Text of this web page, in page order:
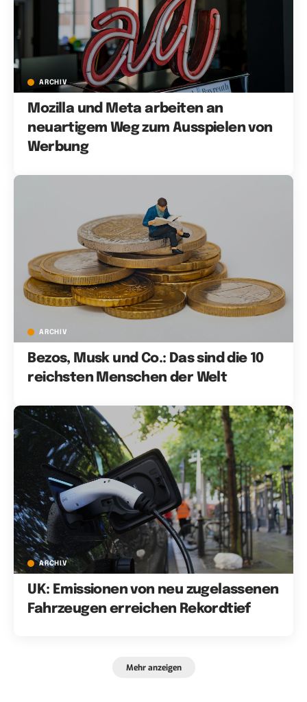
ARCHIV
Mozilla und Meta arbeiten an
neuartigem Weg zum Ausspielen von
Werbung
ARCHIV
Bezos, Musk und Co.: Das sind die 10
reichsten Menschen der Welt
ARCHIV
UK: Emissionen von neu zugelassenen
Fahrzeugen erreichen Rekordtief
Mehr anzeigen